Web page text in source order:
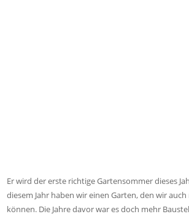
Er wird der erste richtige Gartensommer dieses
diesem Jahr haben wir einen Garten, den wir
können. Die Jahre davor war es doch mehr